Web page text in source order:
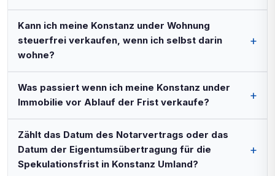
Kann ich meine Konstanz under Wohnung
steuerfrei verkaufen, wenn ich selbst darin
wohne?
Was passiert wenn ich meine Konstanz under
Immobilie vor Ablauf der Frist verkaufe?
Zählt das Datum des Notarvertrags oder das
Datum der Eigentumsübertragung für die
Spekulationsfrist in Konstanz Umland?